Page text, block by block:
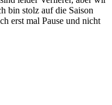
bin stolz auf die Saison
erst mal Pause und nicht